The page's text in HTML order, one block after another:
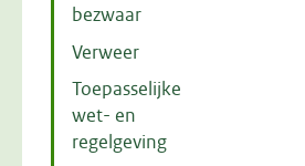
bezwaar
Verweer
Toepasselijke
wet- en
regelgeving